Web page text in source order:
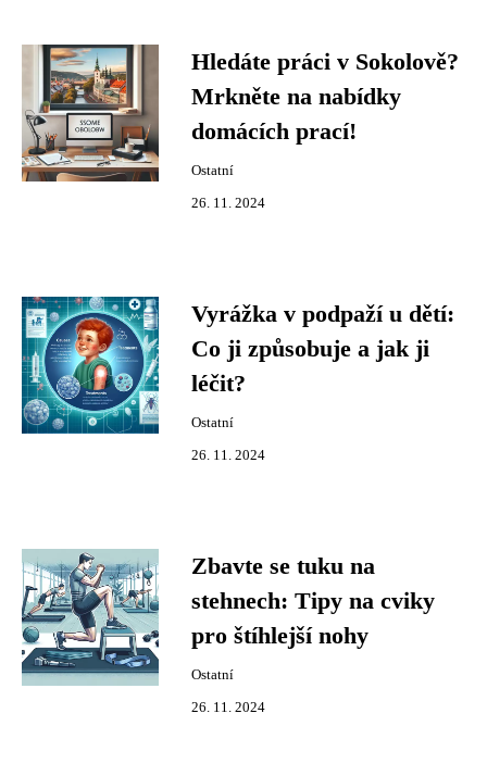
Hledáte práci v Sokolově?
Mrkněte na nabídky
domácích prací!
Ostatní
26. 11. 2024
Vyrážka v podpaží u dětí:
Co ji způsobuje a jak ji
léčit?
Ostatní
26. 11. 2024
Zbavte se tuku na
stehnech: Tipy na cviky
pro štíhlejší nohy
Ostatní
26. 11. 2024